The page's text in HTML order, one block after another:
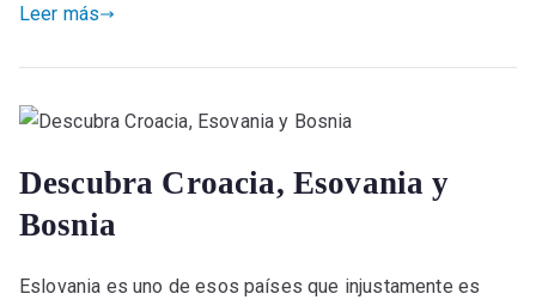
Leer más
Descubra Croacia, Esovania y
Bosnia
Eslovania es uno de esos países que injustamente es